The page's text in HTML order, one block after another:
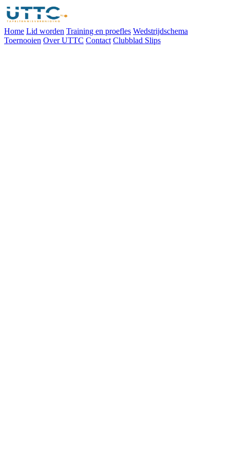
Home Lid worden Training en proefles Wedstrijdschema
Toernooien Over UTTC Contact Clubblad Slips